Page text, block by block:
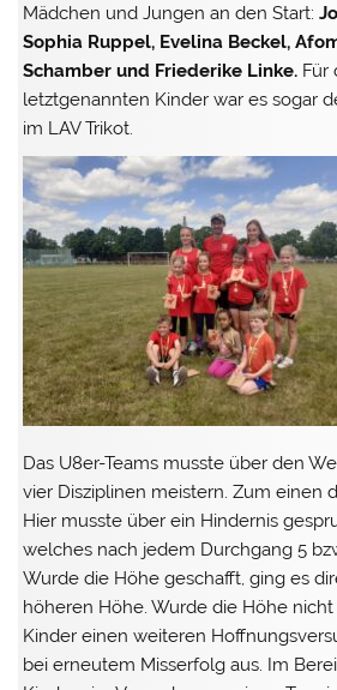
Mädchen und Jungen an den Start:
Sophia Ruppel, Evelina Beckel,
Schamber und Friederike Linke. Für
letztgenannten Kinder war es sogar
im LAV Trikot.
Das U8er-Teams musste über den
vier Disziplinen meistern. Zum einen
Hier musste über ein Hindernis
welches nach jedem Durchgang 5
Wurde die Höhe geschafft, ging es
höheren Höhe. Wurde die Höhe
Kinder einen weiteren
bei erneutem Misserfolg aus. Im